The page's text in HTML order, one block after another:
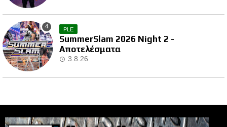
PLE
SummerSlam 2026 Night 2 -
Αποτελέσματα
3.8.26